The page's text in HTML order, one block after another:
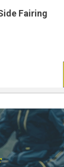
Fairing